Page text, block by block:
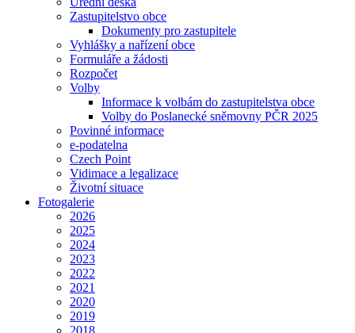
Zastupitelstvo obce
Dokumenty pro zastupitele
Vyhlášky a nařízení obce
Formuláře a žádosti
Rozpočet
Volby
Informace k volbám do zastupitelstva obce
Volby do Poslanecké sněmovny PČR 2025
Povinné informace
e-podatelna
Czech Point
Vidimace a legalizace
Životní situace
Fotogalerie
2026
2025
2024
2023
2022
2021
2020
2019
2018